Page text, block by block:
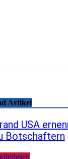
Artikel
USA
Botschaftern